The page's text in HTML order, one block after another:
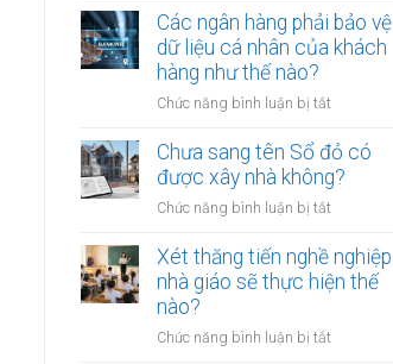
bao
nhiêu?
có
bắt
tại
UBND
cấp
định
thu
có
lực
bao
Các ngân hàng phải bảo vệ
dữ liệu cá nhân của khách
hàng như thế nào?
Chức năng bình luận bị tắt
ngân
hàng
phải
bảo
dữ
liệu
Chưa sang tên Sổ đỏ có
được xây nhà không?
Chức năng bình luận bị tắt
sang
tên
Sổ
có
Xét thăng tiến nghề nghiệp
nhà giáo sẽ thực hiện thế
nào?
Chức năng bình luận bị tắt